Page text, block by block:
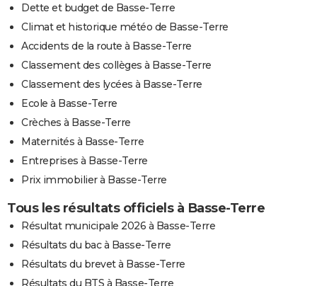
Dette et budget de Basse-Terre
Climat et historique météo de Basse-Terre
Accidents de la route à Basse-Terre
Classement des collèges à Basse-Terre
Classement des lycées à Basse-Terre
Ecole à Basse-Terre
Crèches à Basse-Terre
Maternités à Basse-Terre
Entreprises à Basse-Terre
Prix immobilier à Basse-Terre
Tous les résultats officiels à Basse-Terre
Résultat municipale 2026 à Basse-Terre
Résultats du bac à Basse-Terre
Résultats du brevet à Basse-Terre
Résultats du BTS à Basse-Terre